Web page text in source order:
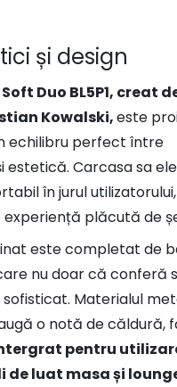
și design
Duo BL5P1, creat
Kowalski,este
echilibru perfect între
estetică. Carcasa sa
în jurul
experiență plăcută de
este completat de
nu doar că conferă
Materialul
o notă de căldură,
pentru
de luat masa și